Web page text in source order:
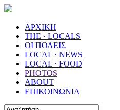
ΑΡΧΙΚΗ
THE · LOCALS
ΟΙ ΠΟΛΕΙΣ
LOCAL · NEWS
LOCAL · FOOD
PHOTOS
ABOUT
ΕΠΙΚΟΙΝΩΝΙΑ